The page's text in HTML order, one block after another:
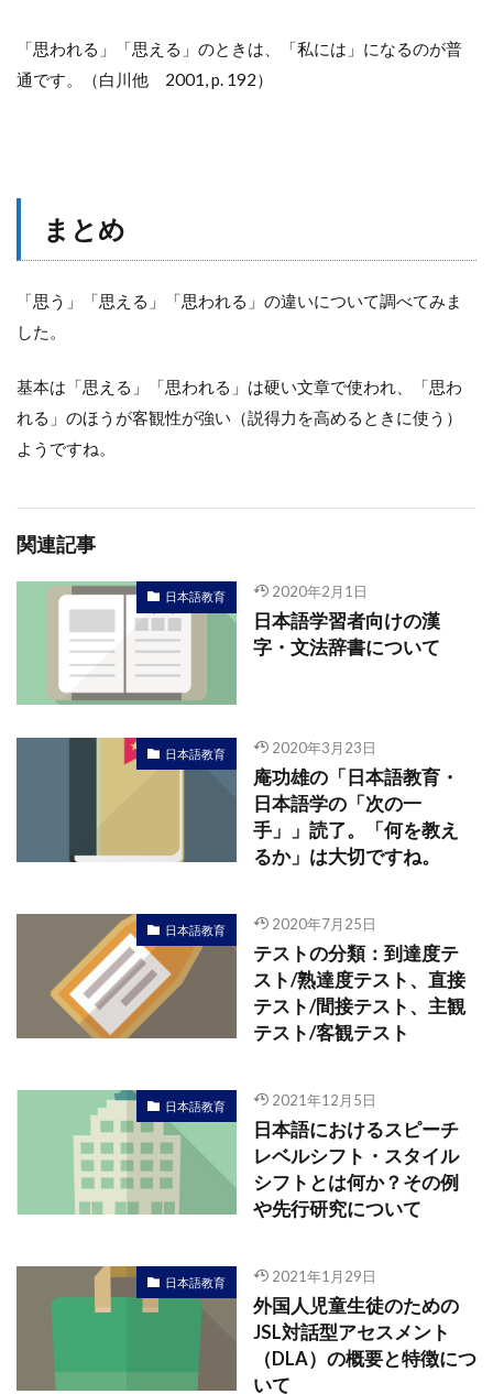
「思われる」「思える」のときは、「私には」になるのが普
通です。（白川他 2001, p. 192）
まとめ
「思う」「思える」「思われる」の違いについて調べてみま
した。
基本は「思える」「思われる」は硬い文章で使われ、「思わ
れる」のほうが客観性が強い（説得力を高めるときに使う）
ようですね。
関連記事
日本語教育 2020年2月1日
日本語学習者向けの漢
字・文法辞書について
日本語教育 2020年3月23日
庵功雄の「日本語教育・
日本語学の「次の一
手」」読了。「何を教え
るか」は大切ですね。
日本語教育 2020年7月25日
テストの分類：到達度テ
スト/熟達度テスト、直接
テスト/間接テスト、主観
テスト/客観テスト
日本語教育 2021年12月5日
日本語におけるスピーチ
レベルシフト・スタイル
シフトとは何か？その例
や先行研究について
日本語教育 2021年1月29日
外国人児童生徒のための
JSL対話型アセスメント
（DLA）の概要と特徴につ
いて